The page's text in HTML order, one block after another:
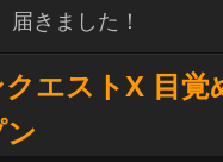
きました！
エストX 目覚